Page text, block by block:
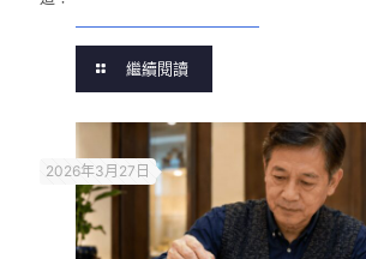
繼續閱讀
2026年3月27日